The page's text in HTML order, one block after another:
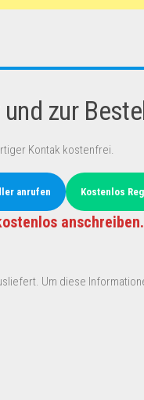
zur
Kontak kostenfrei.
anrufen Kostenlos
Um diese